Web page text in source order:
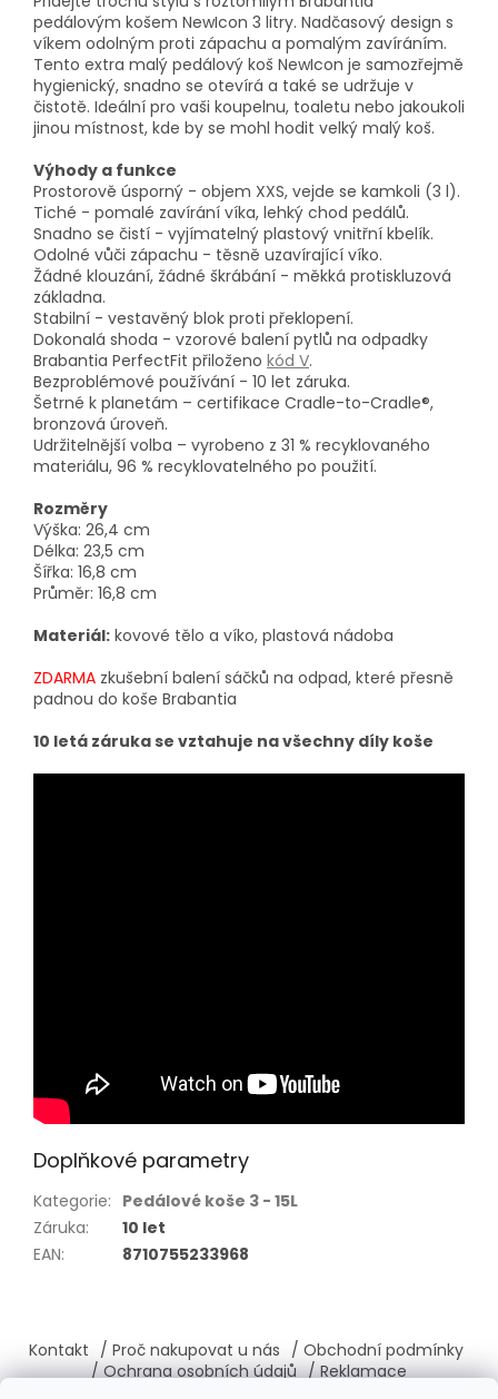
pedálovým košem NewIcon 3 litry. Nadčasový design s
víkem odolným proti zápachu a pomalým zavíráním.
Tento extra malý pedálový koš NewIcon je samozřejmě
hygienický, snadno se otevírá a také se udržuje v
čistotě. Ideální pro vaši koupelnu, toaletu nebo jakoukoli
jinou místnost, kde by se mohl hodit velký malý koš.
Výhody a funkce
Prostorově úsporný - objem XXS, vejde se kamkoli (3 l).
Tiché - pomalé zavírání víka, lehký chod pedálů.
Snadno se čistí - vyjímatelný plastový vnitřní kbelík.
Odolné vůči zápachu - těsně uzavírající víko.
Žádné klouzání, žádné škrábání - měkká protiskluzová
základna.
Stabilní - vestavěný blok proti překlopení.
Dokonalá shoda - vzorové balení pytlů na odpadky
Brabantia PerfectFit přiloženo kód V.
Bezproblémové používání - 10 let záruka.
Šetrné k planetám – certifikace Cradle-to-Cradle®,
bronzová úroveň.
Udržitelnější volba – vyrobeno z 31 % recyklovaného
materiálu, 96 % recyklovatelného po použití.
Rozměry
Výška: 26,4 cm
Délka: 23,5 cm
Šířka: 16,8 cm
Průměr: 16,8 cm
Materiál: kovové tělo a víko, plastová nádoba
ZDARMA zkušební balení sáčků na odpad, které přesně
padnou do koše Brabantia
10 letá záruka se vztahuje na všechny díly koše
Doplňkové parametry
Kategorie: Pedálové koše 3 - 15L
Záruka:
10 let
EAN: 8710755233968
p
a
Kontakt / Proč nakupovat u nás / Obchodní podmínky
/ Ochrana osobních údajů / Reklamace